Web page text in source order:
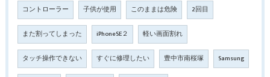
コントローラー 子供が使用 このままは危険 2回目
また割ってしまった iPhoneSE２ 軽い画面割れ
タッチ操作できない すぐに修理したい 豊中市南桜塚 Samsung